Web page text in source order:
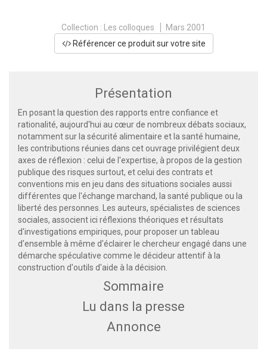
Collection : Les colloques
Mars 2001
Référencer ce produit sur votre site
Présentation
En posant la question des rapports entre confiance et
rationalité, aujourd'hui au cœur de nombreux débats sociaux,
notamment sur la sécurité alimentaire et la santé humaine,
les contributions réunies dans cet ouvrage privilégient deux
axes de réflexion : celui de l'expertise, à propos de la gestion
publique des risques surtout, et celui des contrats et
conventions mis en jeu dans des situations sociales aussi
différentes que l'échange marchand, la santé publique ou la
liberté des personnes. Les auteurs, spécialistes de sciences
sociales, associent ici réflexions théoriques et résultats
d'investigations empiriques, pour proposer un tableau
d'ensemble à même d'éclairer le chercheur engagé dans une
démarche spéculative comme le décideur attentif à la
construction d'outils d'aide à la décision.
Sommaire
Lu dans la presse
Annonce